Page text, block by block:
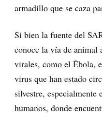
armadillo que se caza
Si bien la fuente del
conoce la vía de animal
virales, como el Ébola,
virus que han estado
silvestre, especialmente
humanos, donde